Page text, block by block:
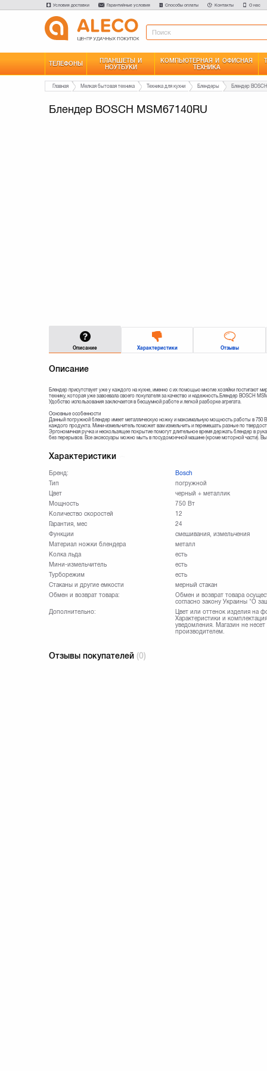
Условия доставки Гарантийные условия Способы оплаты Контакты О нас
ТЕЛЕФОНЫ
ПЛАНШЕТЫ И
НОУТБУКИ
КОМПЬЮТЕРНАЯ И ОФИСНАЯ
ТЕХНИКА
Главная Мелкая бытовая техника Техника для кухни Блендеры Блендер
Блендер BOSCH MSM67140RU
Описание Характеристики Отзывы
Описание
Блендер присутствует уже у каждого на кухне, именно с их помощью многие хозяйки постигают
технику, которая уже завоевала своего покупателя за качество и надежность.Блендер BOSCH
Удобство использования заключается в бесшумной работе и легкой разборке агрегата.
Основные особенности
Данный погружной блендер имеет металлическую ножку и максимальную мощность работы в 750
каждого продукта. Мини-измельчитель поможет вам измельчить и перемешать разные по
Эргономичная ручка и нескользящее покрытие помогут длительное время держать блендер в
без перерывов. Все аксессуары можно мыть в посудомоечной машине (кроме моторной части).
Характеристики
Бренд:
Bosch
Тип
погружной
Цвет
черный + металлик
Мощность
750 Вт
Количество скоростей
12
Гарантия, мес
24
Функции
смешивания, измельчения
Материал ножки блендера
металл
Колка льда
есть
Мини-измельчитель
есть
Турборежим
есть
Стаканы и другие емкости
мерный стакан
Обмен и возврат товара:
Обмен и возврат товара
согласно закону Украины "О
Дополнительно:
Цвет или оттенок изделия на
Характеристики и
уведомления. Магазин не
производителем.
Отзывы покупателей (0)